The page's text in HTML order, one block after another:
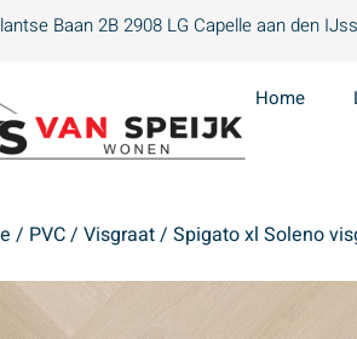
Baan 2B 2908 LG Capelle aan den
Home
/ PVC/ Visgraat/ Spigato xl Soleno